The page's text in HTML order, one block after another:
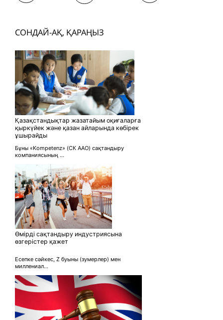
СОНДАЙ-АҚ, ҚАРАҢЫЗ
Қазақстандықтар жазатайым оқиғаларға
қыркүйек және қазан айларында көбірек
ұшырайды
Бұны «Kompetenz» (СК ААО) сақтандыру
компаниясының ...
Өмірді сақтандыру индустриясына
өзгерістер қажет
Есепке сәйкес, Z буыны (зумерлер) мен
миллениал...